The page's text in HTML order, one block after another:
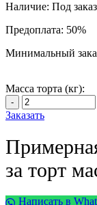
Наличие: Под заказ
Предоплата: 50%
Минимальный
Масса торта (кг):
Заказать
за торт
Написать в